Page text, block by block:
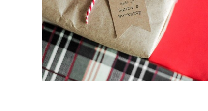
a
r
c
h
f
o
r
: